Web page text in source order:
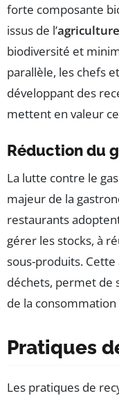
forte composante
issus de l’
biodiversité et
parallèle, les chefs
développant des
mettent en valeur
Réduction du
La lutte contre le
majeur de la
restaurants
gérer les stocks, à
sous-produits.
déchets, permet de
de la
Pratiques
Les pratiques de